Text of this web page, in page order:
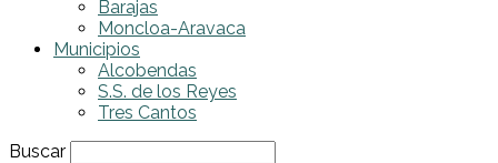
Barajas
Moncloa-Aravaca
Municipios
Alcobendas
S.S. de los Reyes
Tres Cantos
Buscar